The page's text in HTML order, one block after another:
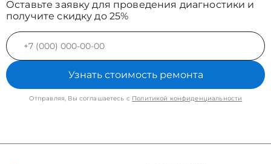
Оставьте заявку для проведения диагностики и
получите скидку до 25%
Узнать стоимость ремонта
Отправляя, Вы соглашаетесь с Политикой конфиденциальности